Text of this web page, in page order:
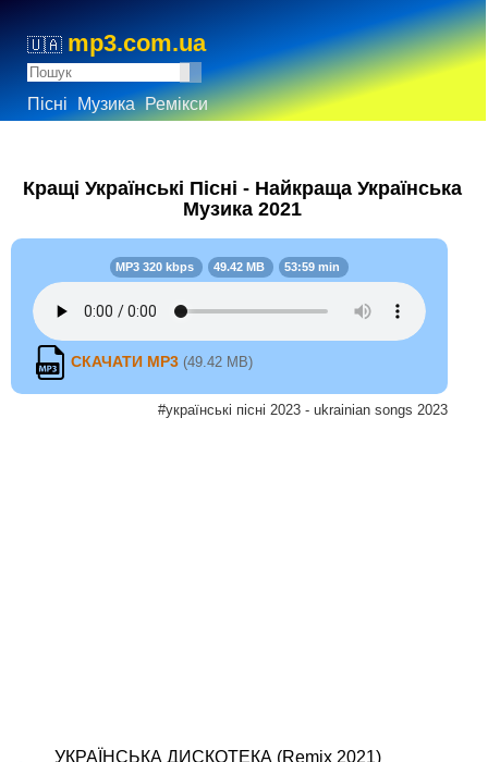
🇺🇦 mp3.com.ua
Пісні Музика Ремікси
Кращі Українські Пісні - Найкраща Українська
Музика 2021
MP3 320 kbps 49.42 MB 53:59 min
СКАЧАТИ MP3 (49.42 MB)
#українські пісні 2023 - ukrainian songs 2023
УКРАЇНСЬКА ДИСКОТЕКА (Remix 2021)